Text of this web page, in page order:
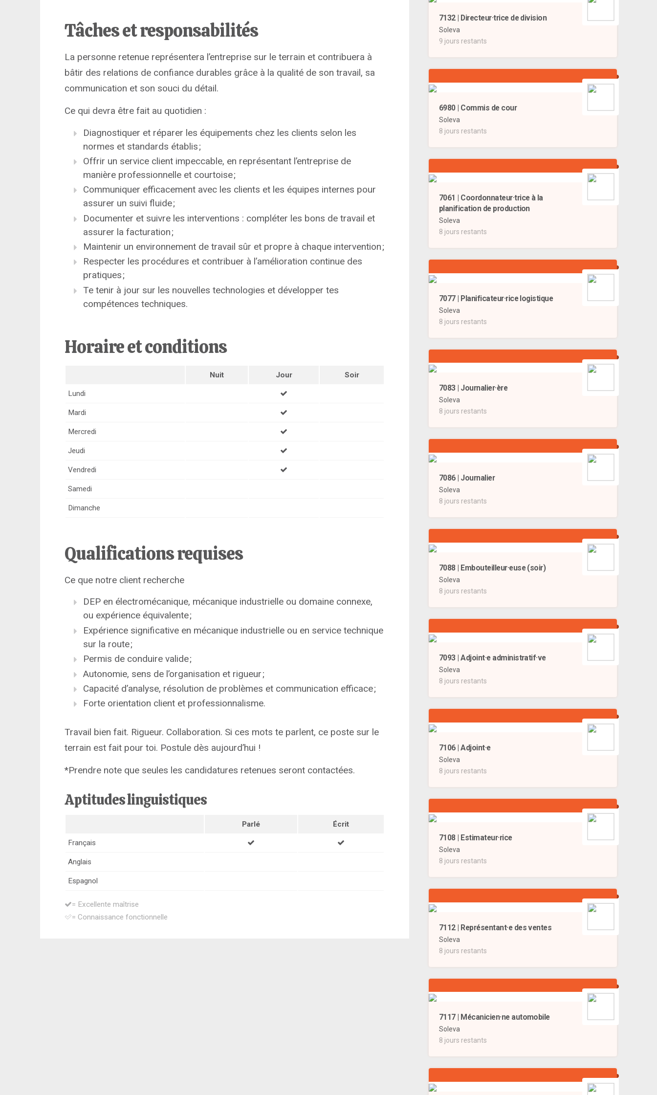
Tâches et responsabilités
La personne retenue représentera l’entreprise sur le terrain et contribuera à
bâtir des relations de confiance durables grâce à la qualité de son travail, sa
communication et son souci du détail.
Ce qui devra être fait au quotidien :
Diagnostiquer et réparer les équipements chez les clients selon les
normes et standards établis ;
Offrir un service client impeccable, en représentant l’entreprise de
manière professionnelle et courtoise ;
Communiquer efficacement avec les clients et les équipes internes pour
assurer un suivi fluide ;
Documenter et suivre les interventions : compléter les bons de travail et
assurer la facturation ;
Maintenir un environnement de travail sûr et propre à chaque intervention ;
Respecter les procédures et contribuer à l’amélioration continue des
pratiques ;
Te tenir à jour sur les nouvelles technologies et développer tes
compétences techniques.
Horaire et conditions
Nuit Jour Soir
Lundi
Mardi
Mercredi
Jeudi
Vendredi
Samedi
Dimanche
Qualifications requises
Ce que notre client recherche
DEP en électromécanique, mécanique industrielle ou domaine connexe,
ou expérience équivalente ;
Expérience significative en mécanique industrielle ou en service technique
sur la route ;
Permis de conduire valide ;
Autonomie, sens de l’organisation et rigueur ;
Capacité d’analyse, résolution de problèmes et communication efficace ;
Forte orientation client et professionnalisme.
Travail bien fait. Rigueur. Collaboration. Si ces mots te parlent, ce poste sur le
terrain est fait pour toi. Postule dès aujourd’hui !
*Prendre note que seules les candidatures retenues seront contactées.
Aptitudes linguistiques
Parlé Écrit
Français
Anglais
Espagnol
= Excellente maîtrise
= Connaissance fonctionnelle
7132 | Directeur·trice de division
Soleva
9 jours restants
6980 | Commis de cour
Soleva
8 jours restants
7061 | Coordonnateur·trice à la
planification de production
Soleva
8 jours restants
7077 | Planificateur·rice logistique
Soleva
8 jours restants
7083 | Journalier·ère
Soleva
8 jours restants
7086 | Journalier
Soleva
8 jours restants
7088 | Embouteilleur·euse (soir)
Soleva
8 jours restants
7093 | Adjoint·e administratif·ve
Soleva
8 jours restants
7106 | Adjoint·e
Soleva
8 jours restants
7108 | Estimateur·rice
Soleva
8 jours restants
7112 | Représentant·e des ventes
Soleva
8 jours restants
7117 | Mécanicien·ne automobile
Soleva
8 jours restants